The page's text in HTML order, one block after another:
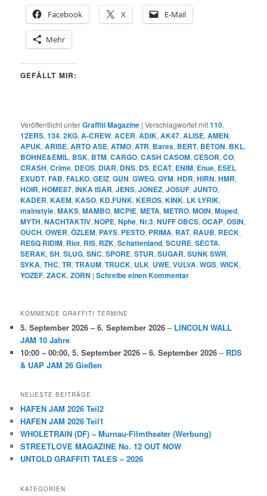
Facebook
X E-Mail
Mehr
GEFÄLLT MIR:
Veröffentlicht unterGraffiti Magazine |Verschlagwortet mit110,
12ERS,134,2KG,A-CREW,ACER,ADIK,AK47,ALISE,AMEN,
APUK,ARISE,ARTO ASE,ATMO,ATR, Bares, BERT, BETON, BKL,
BOHNE&EMIL, BSK, BTM,CARGO,CASH CASOM,CESOR,CO,
CRASH,Crime, DEOS, DIAR, DNS, DS, ECAT, ENIM, Enue, ESEL
EXUDT,FAB,FALKO,GEIZ,GUN,GWEG,GYM,HDR,HIRN,HMR,
HOIR,HOME87,INKA ISAR,JENS,JONEZ,JOSUF,JUNTO,
KADER,KAEM,KASO,KD.FUNK,KEROS,KINK, LK LYRIK,
mainstyle,MAKS,MAMBO,MCPIE,META,METRO,MOIN,Moped,
MYTH,NACHTAKTIV,NOPE,Nphe,Nr.3,NUFF OBCS,OCAP,OSIN,
OUCH,OWER,ÖZLEM, PAYS, PESTO, PRIMA, RAT, RAUB, RECK,
RESQ RIDIM, Riot, RIS, RZK,Schattenland,SCURE,SECTA,
SERAK,SH,SLUG,SNC,SPORE,STUR,SUGAR,SUNK SWR,
SYKA,THC,TR,TRAUM,TRUCK, ULK, UWE,VULVA,WGS,WICK,
YOZEF,ZACK,ZORN |Schreibe einen Kommentar
KOMMENDE GRAFFITI TERMINE
5. September 2026 – 6. September 2026 – LINCOLN WALL
JAM 10 Jahre
10:00 – 00:00,5. September 2026 – 6. September 2026 – RDS
& UAP JAM 26 Gießen
NEUESTE BEITRÄGE
HAFEN JAM 2026 Teil2
HAFEN JAM 2026 Teil1
WHOLETRAIN (DF) – Murnau-Filmtheater (Werbung)
STREETLOVE MAGAZINE No. 12 OUT NOW
UNTOLD GRAFFITI TALES – 2026
KATEGORIEN